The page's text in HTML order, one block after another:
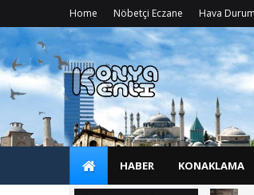
Home Nöbetçi Eczane Hava
HABER KONAKLAMA